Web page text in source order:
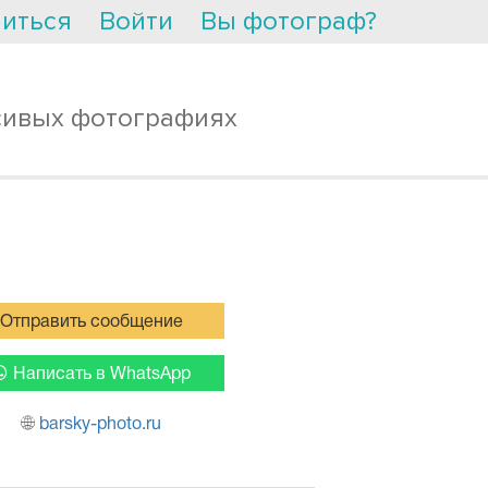
Войти Вы фотограф?
фотографиях
Отправить сообщение
Написать в WhatsApp
barsky-photo.ru